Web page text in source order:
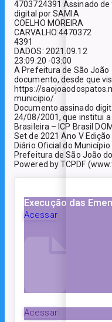
4703724391 Assinado
digital por SAMIA
COELHO MOREIRA
CARVALHO:4470372
4391
DADOS: 2021.09.12
23:09:20 -03:00
A Prefeitura de São João
documento, desde que
https://
municipio/
Documento assinado
24/08/2001, que institui
Brasileira – ICP Brasil
Set de 2021 Ano V Edição
Diário Oficial do Município
Prefeitura de São João
Powered by TCPDF
Execução das
Acessar
Acessar